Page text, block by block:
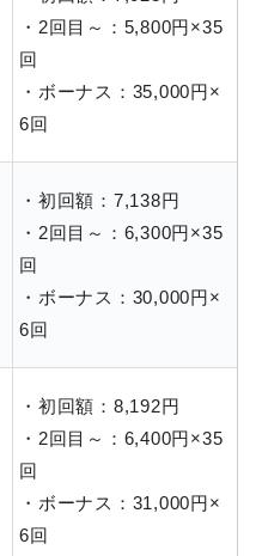
・2回目～：5,800円×35
回
・ボーナス：35,000円×
6回
・初回額：7,138円
・2回目～：6,300円×35
回
・ボーナス：30,000円×
6回
・初回額：8,192円
・2回目～：6,400円×35
回
・ボーナス：31,000円×
6回